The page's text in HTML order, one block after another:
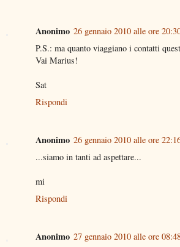
Anonimo 26 gennaio 2010 alle ore
P.S.: ma quanto viaggiano i contatti
Vai Marius!
Sat
Rispondi
Anonimo 26 gennaio 2010 alle ore
...siamo in tanti ad aspettare...
mi
Rispondi
Anonimo 27 gennaio 2010 alle ore